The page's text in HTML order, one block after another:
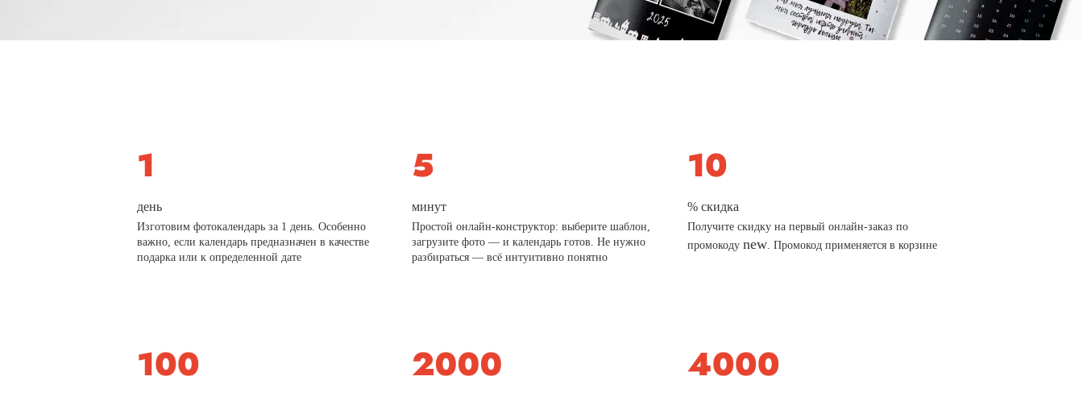
день
Изготовим фотокалендарь за 1 день. Особенно
важно, если календарь предназначен в качестве
подарка или к определенной дате
минут
Простой онлайн-конструктор: выберите шаблон,
загрузите фото — и календарь готов. Не нужно
разбираться — всё интуитивно понятно
% скидка
Получите скидку на первый онлайн-заказ по
промокоду new. Промокод применяется в корзине